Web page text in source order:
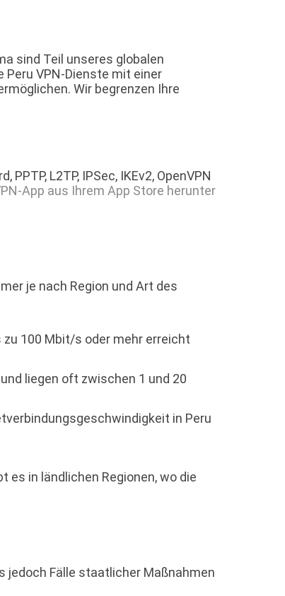
sind Teil unseres globalen
VPN-Dienste mit einer
Wir begrenzen Ihre
L2TP, IPSec, IKEv2, OpenVPN
App aus Ihrem App Store herunter
je nach Region und Art des
100 Mbit/s oder mehr erreicht
liegen oft zwischen 1 und 20
in Peru
in ländlichen Regionen, wo die
jedoch Fälle staatlicher Maßnahmen